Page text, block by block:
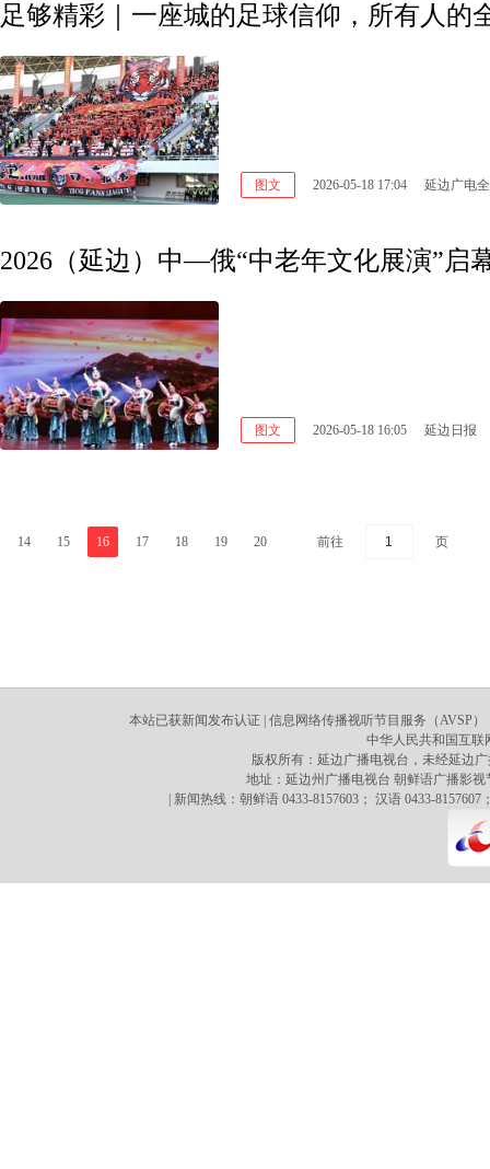
足够精彩｜一座城的足球信仰，所有人的
图文 2026-05-18 17:04 延边广电
2026（延边）中—俄“中老年文化展演”启
图文 2026-05-18 16:05 延边日报
14 15 16 17 18 19 20 前往 页
本站已获新闻发布认证 | 信息网络传播视听节目服务（AVSP）
中华人民共和国互联
版权所有：延边广播电视台，未经延边
地址：延边州广播电视台 朝鲜语广播影视
| 新闻热线：朝鲜语 0433-8157603； 汉语 0433-